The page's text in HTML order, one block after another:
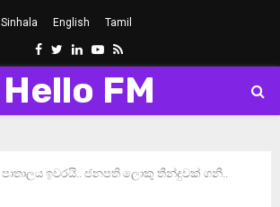
Sinhala English Tamil
Facebook
Twitter
LinkedinYoutube
Rss
Hello FM
පාතාලය ඉවරයි.. ජනපති ලොකු තීන්දුවක් ගනී..